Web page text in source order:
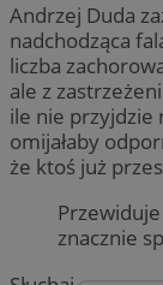
Andrzej Duda
nadchodząca
liczba
ale z
ile nie przyjdzie
omijałaby
że ktoś już
znacznie